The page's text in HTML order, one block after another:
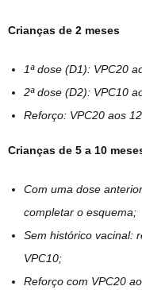
Crianças de 2 meses
1ª dose (D1): VPC20
2ª dose (D2): VPC10
Reforço: VPC20 aos
Crianças de 5 a 10
Com uma dose
completar o esquema;
Sem histórico vacinal:
VPC10;
Reforço com VPC20